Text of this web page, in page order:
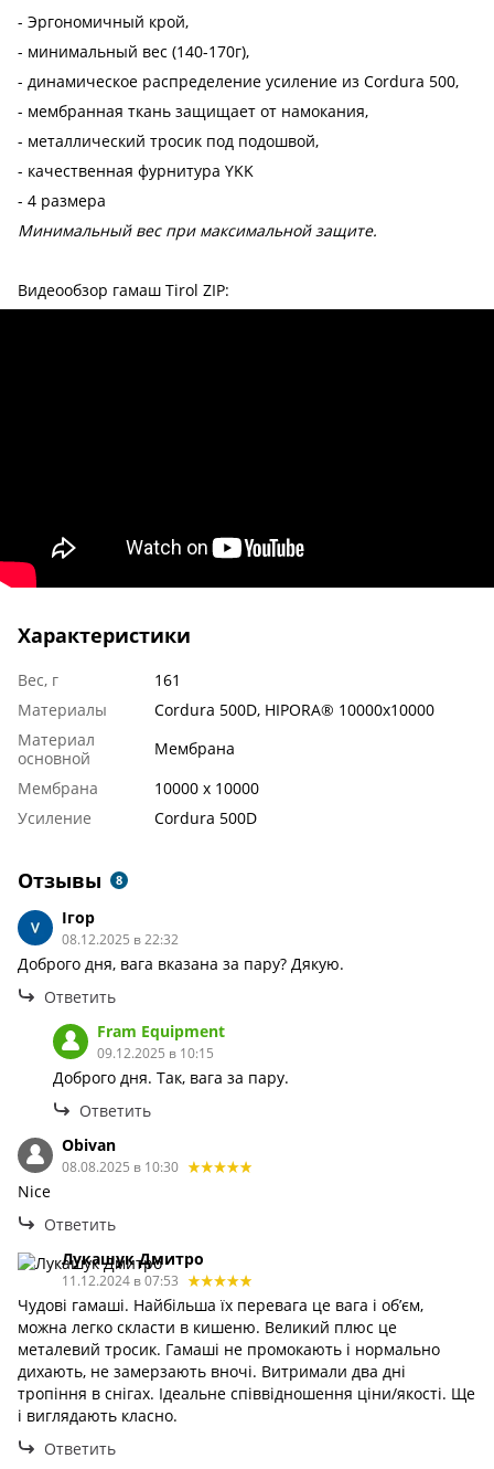
- Эргономичный крой,
- минимальный вес (140-170г),
- динамическое распределение усиление из Cordura 500,
- мембранная ткань защищает от намокания,
- металлический тросик под подошвой,
- качественная фурнитура YKK
- 4 размера
Минимальный вес при максимальной защите.
Видеообзор гамаш Tirol ZIP:
Характеристики
Вес, г
161
Материалы
Cordura 500D, HIPORA® 10000x10000
Материал
основной
Мембрана
Мембрана
10000 х 10000
Усиление
Cordura 500D
Отзывы 8
Ігор
08.12.2025 в 22:32
Доброго дня, вага вказана за пару? Дякую.
Ответить
Fram Equipment
09.12.2025 в 10:15
Доброго дня. Так, вага за пару.
Ответить
Obivan
08.08.2025 в 10:30
Nice
Ответить
Лукашук Дмитро
11.12.2024 в 07:53
Чудові гамаші. Найбільша їх перевага це вага і обʼєм,
можна легко скласти в кишеню. Великий плюс це
металевий тросик. Гамаші не промокають і нормально
дихають, не замерзають вночі. Витримали два дні
тропіння в снігах. Ідеальне співвідношення ціни/якості. Ще
і виглядають класно.
Ответить